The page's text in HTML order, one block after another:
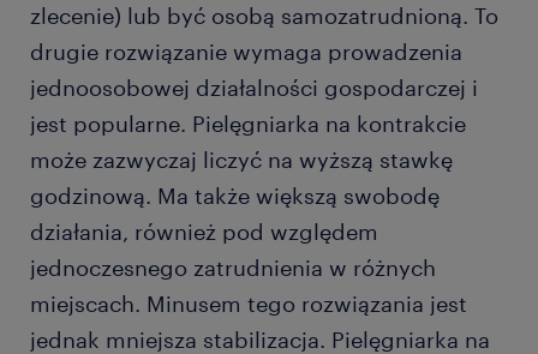
zlecenie) lub być osobą samozatrudnioną. To
drugie rozwiązanie wymaga prowadzenia
jednoosobowej działalności gospodarczej i
jest popularne. Pielęgniarka na kontrakcie
może zazwyczaj liczyć na wyższą stawkę
godzinową. Ma także większą swobodę
działania, również pod względem
jednoczesnego zatrudnienia w różnych
miejscach. Minusem tego rozwiązania jest
jednak mniejsza stabilizacja. Pielęgniarka na